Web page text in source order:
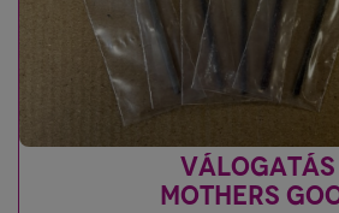
VÁLOGATÁS
MOTHERS